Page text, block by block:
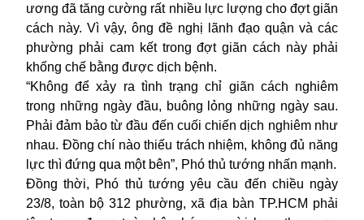
ương đã tăng cường rất nhiều lực lượng cho đợt giãn
cách này. Vì vậy, ông đề nghị lãnh đạo quận và các
phường phải cam kết trong đợt giãn cách này phải
khống chế bằng được dịch bệnh.
“Không để xảy ra tình trạng chỉ giãn cách nghiêm
trong những ngày đầu, buông lỏng những ngày sau.
Phải đảm bảo từ đầu đến cuối chiến dịch nghiêm như
nhau. Đồng chí nào thiếu trách nhiệm, không đủ năng
lực thì đứng qua một bên”, Phó thủ tướng nhấn mạnh.
Đồng thời, Phó thủ tướng yêu cầu đến chiều ngày
23/8, toàn bộ 312 phường, xã địa bàn TP.HCM phải